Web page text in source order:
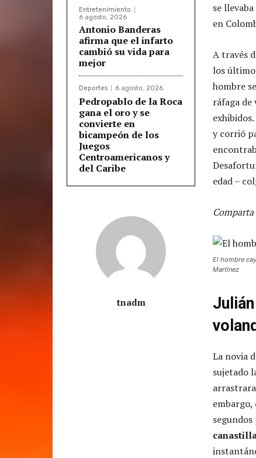
Entretenimiento
6 agosto, 2026
Antonio Banderas
afirma que el infarto
cambió su vida para
mejor
Deportes 6 agosto, 2026
Pedropablo de la Roca
gana el oro y se
convierte en
bicampeón de los
Juegos
Centroamericanos y
del Caribe
tnadm
se
en
A través
los
hombre
ráfaga
y corrió
edad –
El hombre
Martínez
La novia
sujetado